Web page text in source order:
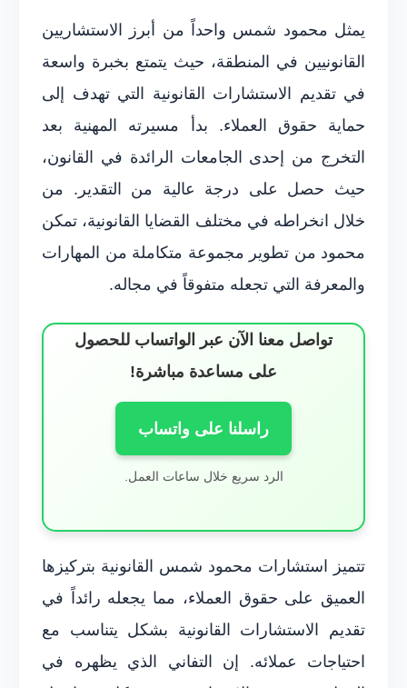
يمثل محمود شمس واحداً من أبرز الاستشاريين
القانونيين في المنطقة، حيث يتمتع بخبرة واسعة
في تقديم الاستشارات القانونية التي تهدف إلى
حماية حقوق العملاء. بدأ مسيرته المهنية بعد
التخرج من إحدى الجامعات الرائدة في القانون،
حيث حصل على درجة عالية من التقدير. من
خلال انخراطه في مختلف القضايا القانونية، تمكن
محمود من تطوير مجموعة متكاملة من المهارات
والمعرفة التي تجعله متفوقاً في مجاله.
تواصل معنا الآن عبر الواتساب للحصول
على مساعدة مباشرة!
راسلنا على واتساب
الرد سريع خلال ساعات العمل.
تتميز استشارات محمود شمس القانونية بتركيزها
العميق على حقوق العملاء، مما يجعله رائداً في
تقديم الاستشارات القانونية بشكل يتناسب مع
احتياجات عملائه. إن التفاني الذي يظهره في